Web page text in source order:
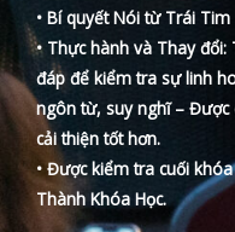
• Bí quyết Nói từ Trái Tim
• Thực hành và Thay
đáp để kiểm tra sự linh
ngôn từ, suy nghĩ – Được
cải thiện tốt hơn.
• Được kiểm tra cuối
Thành Khóa Học.